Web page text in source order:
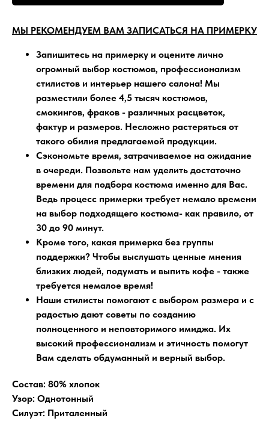
МЫ РЕКОМЕНДУЕМ ВАМ ЗАПИСАТЬСЯ НА ПРИМЕРКУ
Запишитесь на примерку и оцените лично
огромный выбор костюмов, профессионализм
стилистов и интерьер нашего салона! Мы
разместили более 4,5 тысяч костюмов,
смокингов, фраков - различных расцветок,
фактур и размеров. Несложно растеряться от
такого обилия предлагаемой продукции.
Сэкономьте время, затрачиваемое на ожидание
в очереди. Позвольте нам уделить достаточно
времени для подбора костюма именно для Вас.
Ведь процесс примерки требует немало времени
на выбор подходящего костюма- как правило, от
30 до 90 минут.
Кроме того, какая примерка без группы
поддержки? Чтобы выслушать ценные мнения
близких людей, подумать и выпить кофе - также
требуется немалое время!
Наши стилисты помогают с выбором размера и с
радостью дают советы по созданию
полноценного и неповторимого имиджа. Их
высокий профессионализм и этичность помогут
Вам сделать обдуманный и верный выбор.
Состав: 80% хлопок
Узор: Однотонный
Силуэт: Приталенный